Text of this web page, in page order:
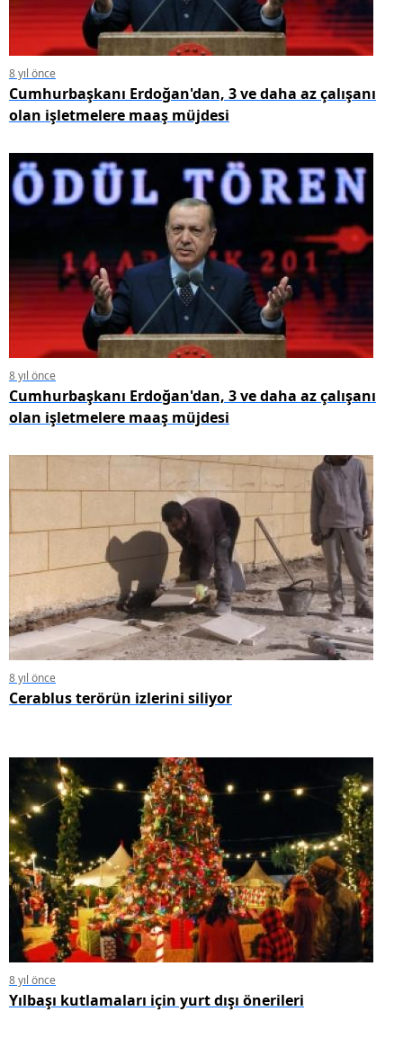
8 yıl önce
Cumhurbaşkanı Erdoğan'dan, 3 ve daha az çalışanı
olan işletmelere maaş müjdesi
8 yıl önce
Cumhurbaşkanı Erdoğan'dan, 3 ve daha az çalışanı
olan işletmelere maaş müjdesi
8 yıl önce
Cerablus terörün izlerini siliyor
8 yıl önce
Yılbaşı kutlamaları için yurt dışı önerileri